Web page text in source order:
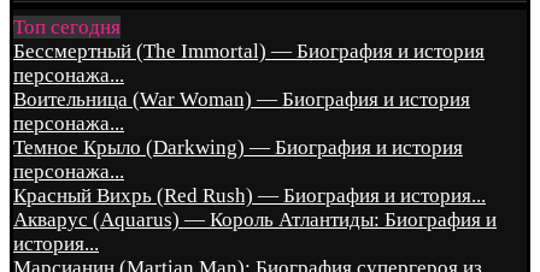
Топ сегодня
Бессмертный (The Immortal) — Биография и история
персонажа...
Воительница (War Woman) — Биография и история
персонажа...
Темное Крыло (Darkwing) — Биография и история
персонажа...
Красный Вихрь (Red Rush) — Биография и история...
Акварус (Aquarus) — Король Атлантиды: Биография и
история...